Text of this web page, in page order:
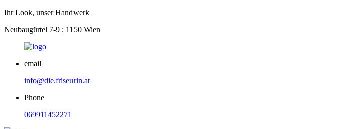
Ihr Look, unser Handwerk
Neubaugürtel 7-9 ; 1150 Wien
email
info@die.friseurin.at
Phone
069911452271